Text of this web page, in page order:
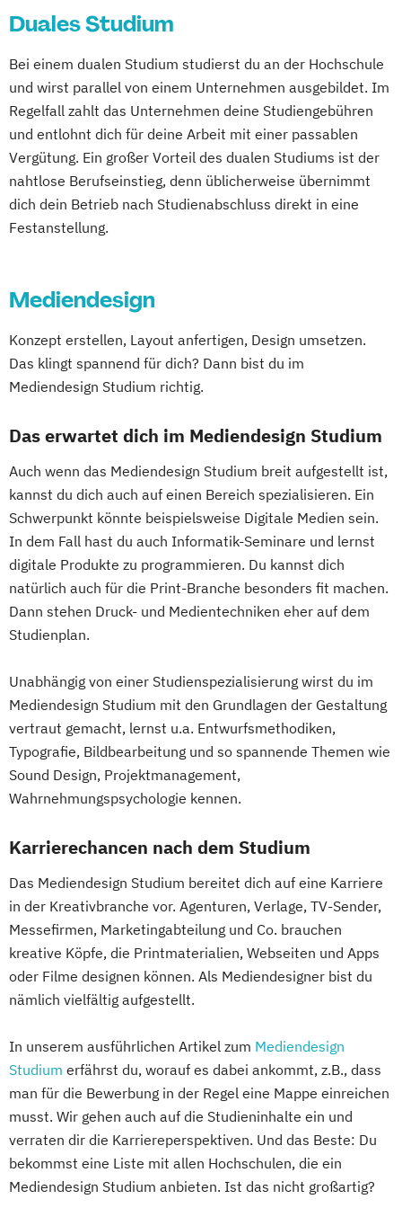
Duales Studium
Bei einem dualen Studium studierst du an der Hochschule
und wirst parallel von einem Unternehmen ausgebildet. Im
Regelfall zahlt das Unternehmen deine Studiengebühren
und entlohnt dich für deine Arbeit mit einer passablen
Vergütung. Ein großer Vorteil des dualen Studiums ist der
nahtlose Berufseinstieg, denn üblicherweise übernimmt
dich dein Betrieb nach Studienabschluss direkt in eine
Festanstellung.
Mediendesign
Konzept erstellen, Layout anfertigen, Design umsetzen.
Das klingt spannend für dich? Dann bist du im
Mediendesign Studium richtig.
Das erwartet dich im Mediendesign Studium
Auch wenn das Mediendesign Studium breit aufgestellt ist,
kannst du dich auch auf einen Bereich spezialisieren. Ein
Schwerpunkt könnte beispielsweise Digitale Medien sein.
In dem Fall hast du auch Informatik-Seminare und lernst
digitale Produkte zu programmieren. Du kannst dich
natürlich auch für die Print-Branche besonders fit machen.
Dann stehen Druck- und Medientechniken eher auf dem
Studienplan.
Unabhängig von einer Studienspezialisierung wirst du im
Mediendesign Studium mit den Grundlagen der Gestaltung
vertraut gemacht, lernst u.a. Entwurfsmethodiken,
Typografie, Bildbearbeitung und so spannende Themen wie
Sound Design, Projektmanagement,
Wahrnehmungspsychologie kennen.
Karrierechancen nach dem Studium
Das Mediendesign Studium bereitet dich auf eine Karriere
in der Kreativbranche vor. Agenturen, Verlage, TV-Sender,
Messefirmen, Marketingabteilung und Co. brauchen
kreative Köpfe, die Printmaterialien, Webseiten und Apps
oder Filme designen können. Als Mediendesigner bist du
nämlich vielfältig aufgestellt.
In unserem ausführlichen Artikel zum Mediendesign
Studium erfährst du, worauf es dabei ankommt, z.B., dass
man für die Bewerbung in der Regel eine Mappe einreichen
musst. Wir gehen auch auf die Studieninhalte ein und
verraten dir die Karriereperspektiven. Und das Beste: Du
bekommst eine Liste mit allen Hochschulen, die ein
Mediendesign Studium anbieten. Ist das nicht großartig?